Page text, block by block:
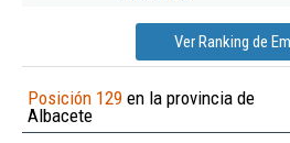
Ver Ranking de
Posición 129 en la provincia de
Albacete